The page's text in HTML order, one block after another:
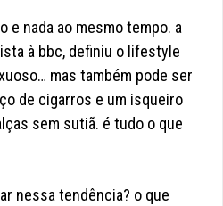
e nada ao mesmo tempo. a
à bbc, definiu o lifestyle
mas também pode ser
de cigarros e um isqueiro
sem sutiã. é tudo o que
nessa tendência? o que